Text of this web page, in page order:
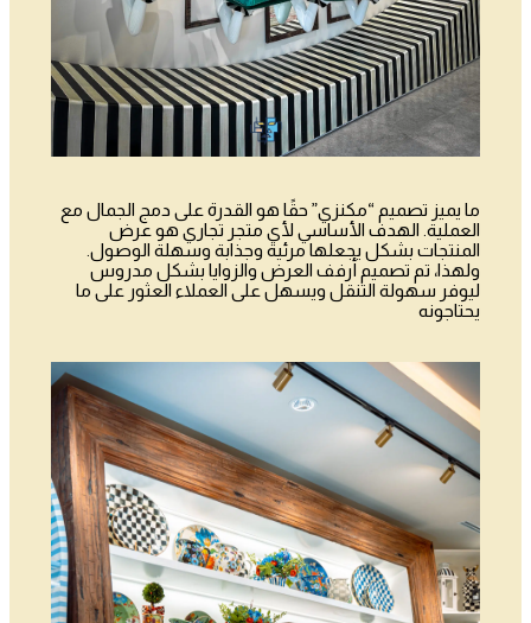
ما يميز تصميم “مكنزي” حقًا هو القدرة على دمج الجمال مع
العملية. الهدف الأساسي لأي متجر تجاري هو عرض
المنتجات بشكل يجعلها مرئية وجذابة وسهلة الوصول.
ولهذا، تم تصميم أرفف العرض والزوايا بشكل مدروس
ليوفر سهولة التنقل ويسهل على العملاء العثور على ما
يحتاجونه